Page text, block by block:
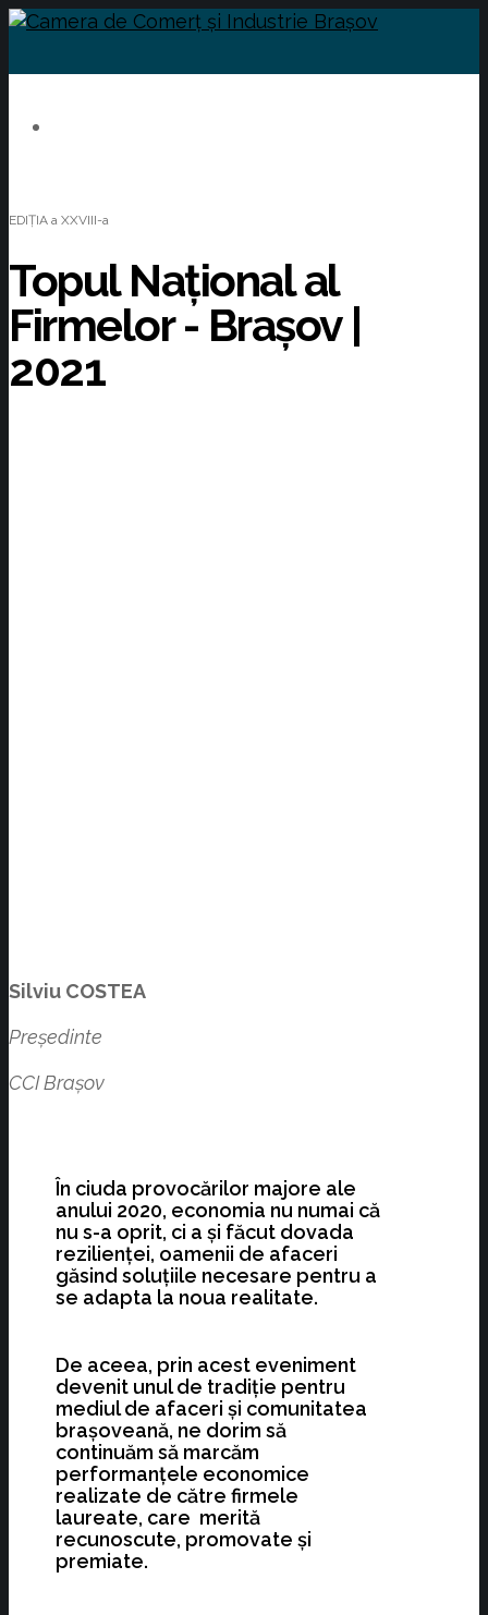
EDIȚIA a XXVIII-a
Topul Național al
Firmelor - Brașov |
2021
Silviu COSTEA
Președinte
CCI Brașov
În ciuda provocărilor majore ale
anului 2020, economia nu numai că
nu s-a oprit, ci a și făcut dovada
rezilienței, oamenii de afaceri
găsind soluțiile necesare pentru a
se adapta la noua realitate.
De aceea, prin acest eveniment
devenit unul de tradiție pentru
mediul de afaceri și comunitatea
brașoveană, ne dorim să
continuăm să marcăm
performanțele economice
realizate de către firmele
laureate, care merită
recunoscute, promovate și
premiate.